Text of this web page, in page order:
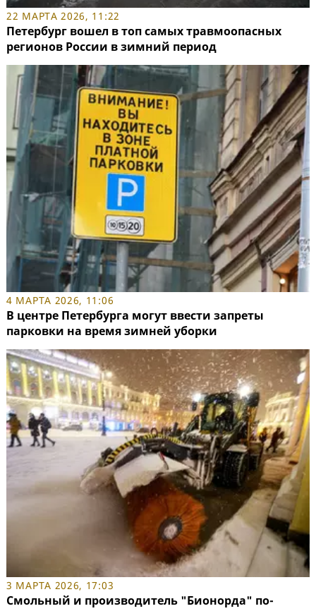
22 МАРТА 2026, 11:22
Петербург вошел в топ самых травмоопасных
регионов России в зимний период
4 МАРТА 2026, 11:06
В центре Петербурга могут ввести запреты
парковки на время зимней уборки
3 МАРТА 2026, 17:03
Смольный и производитель "Бионорда" по-